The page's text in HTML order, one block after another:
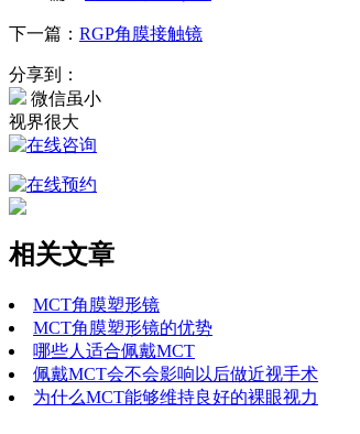
下一篇： RGP角膜接触镜
分享到：
微信虽小
视界很大
相关文章
MCT角膜塑形镜
MCT角膜塑形镜的优势
哪些人适合佩戴MCT
佩戴MCT会不会影响以后做近视手术
为什么MCT能够维持良好的裸眼视力